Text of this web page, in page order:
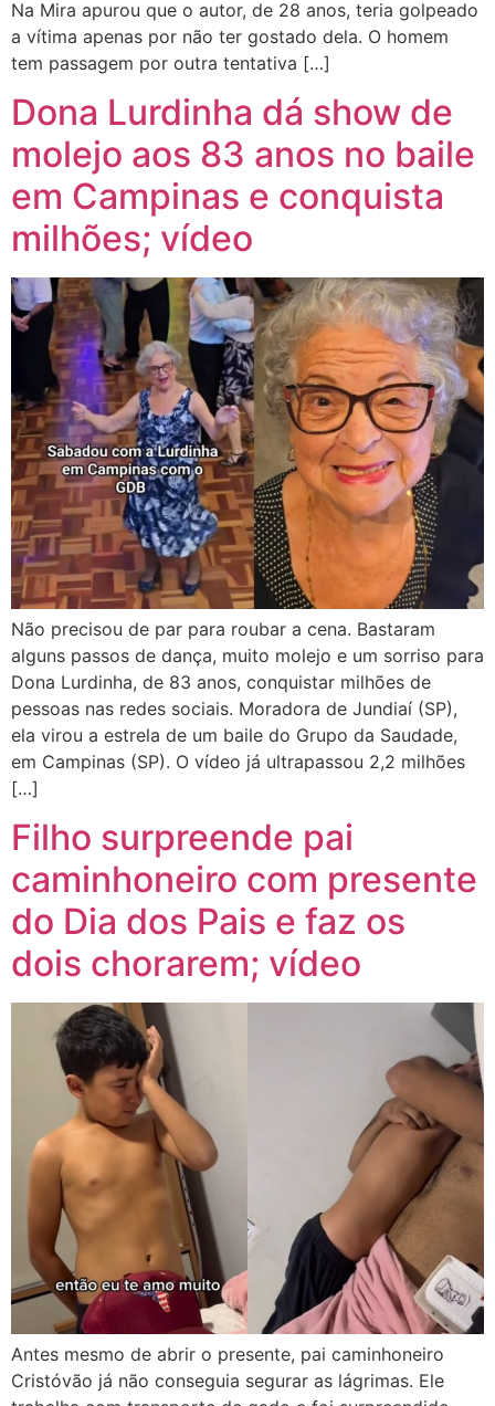
Na Mira apurou que o autor, de 28 anos, teria golpeado
a vítima apenas por não ter gostado dela. O homem
tem passagem por outra tentativa […]
Dona Lurdinha dá show de
molejo aos 83 anos no baile
em Campinas e conquista
milhões; vídeo
Não precisou de par para roubar a cena. Bastaram
alguns passos de dança, muito molejo e um sorriso para
Dona Lurdinha, de 83 anos, conquistar milhões de
pessoas nas redes sociais. Moradora de Jundiaí (SP),
ela virou a estrela de um baile do Grupo da Saudade,
em Campinas (SP). O vídeo já ultrapassou 2,2 milhões
[…]
Filho surpreende pai
caminhoneiro com presente
do Dia dos Pais e faz os
dois chorarem; vídeo
Antes mesmo de abrir o presente, pai caminhoneiro
Cristóvão já não conseguia segurar as lágrimas. Ele